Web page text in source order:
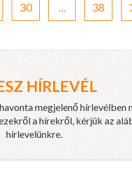
30 ... 38
HÍRLEVÉL
megjelenő hírlevélben
a hírekről, kérjük az
hírlevelünkre.